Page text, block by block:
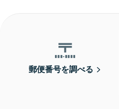
郵便番号を調べる